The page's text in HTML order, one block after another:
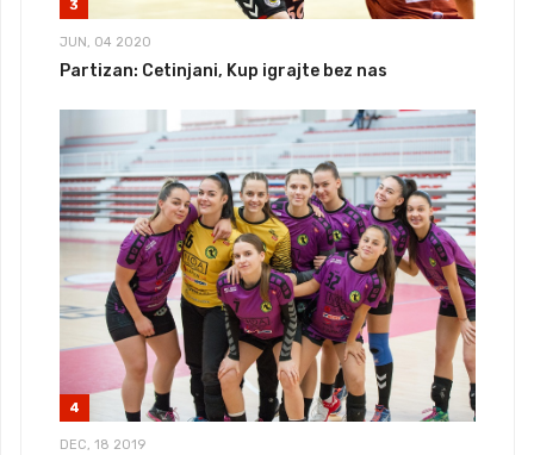
3
JUN, 04 2020
Partizan: Cetinjani, Kup igrajte bez nas
4
DEC, 18 2019